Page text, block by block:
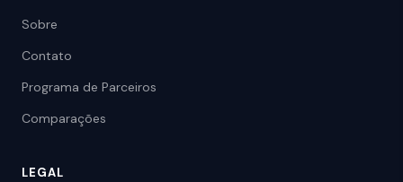
Sobre
Contato
Programa de Parceiros
Comparações
LEGAL